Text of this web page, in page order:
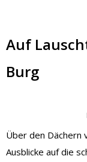
Auf
Burg
Über den Dächern
Ausblicke auf die